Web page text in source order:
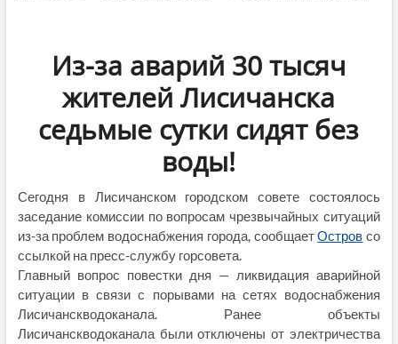
Из-за аварий 30 тысяч
жителей Лисичанска
седьмые сутки сидят без
воды!
Сегодня в Лисичанском городском совете состоялось
заседание комиссии по вопросам чрезвычайных ситуаций
из-за проблем водоснабжения города, сообщаетОстров со
ссылкой на пресс-службу горсовета.
Главный вопрос повестки дня — ликвидация аварийной
ситуации в связи с порывами на сетях водоснабжения
Лисичанскводоканала. Ранее объекты
Лисичанскводоканала были отключены от электричества